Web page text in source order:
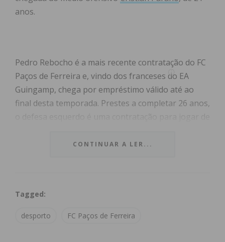
anos.
Pedro Rebocho é a mais recente contratação do FC
Paços de Ferreira e, vindo dos franceses do EA
Guingamp, chega por empréstimo válido até ao
final desta temporada. Prestes a completar 26 anos,
seleções base de Portugal. A sua estreia como
sénior deu-se no SL Benfica B, onde esteve por
duas temporadas, até que em 2016/2017 se
CONTINUAR A LER...
Tagged:
desporto FC Paços de Ferreira